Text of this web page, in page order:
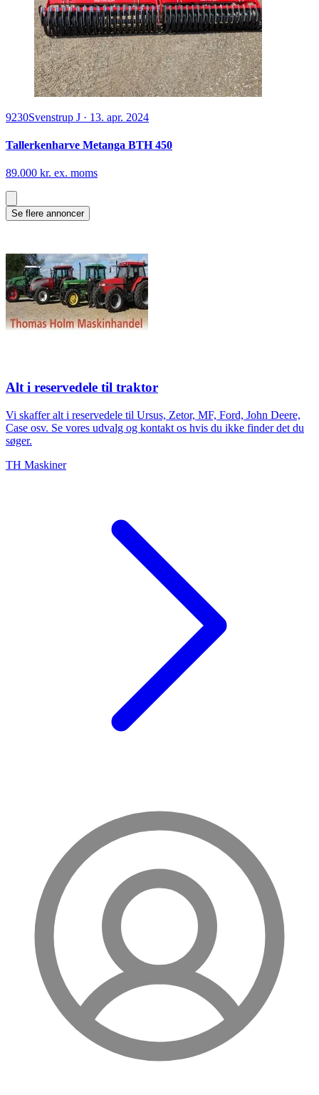
9230Svenstrup J · 13. apr. 2024
Tallerkenharve Metanga BTH 450
89.000 kr. ex. moms
Se flere annoncer
Alt i reservedele til traktor
Vi skaffer alt i reservedele til Ursus, Zetor, MF, Ford, John Deere,
Case osv. Se vores udvalg og kontakt os hvis du ikke finder det du
søger.
TH Maskiner